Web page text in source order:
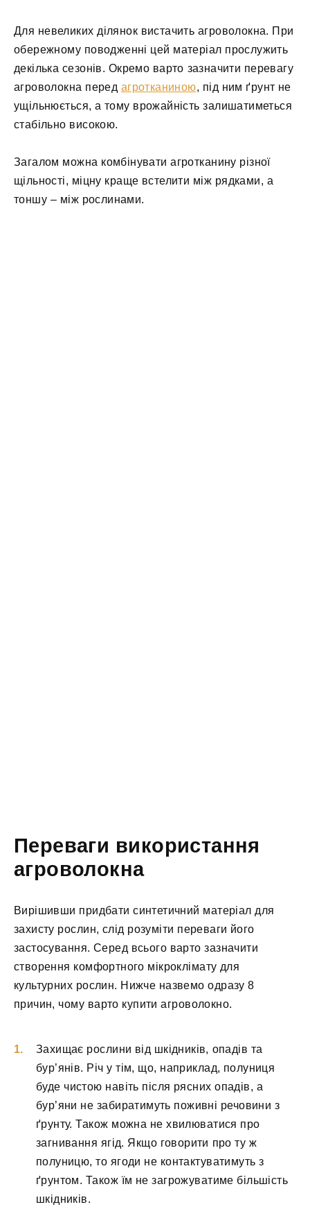
Для невеликих ділянок вистачить агроволокна. При
обережному поводженні цей матеріал прослужить
декілька сезонів. Окремо варто зазначити перевагу
агроволокна перед агротканиною, під ним ґрунт не
ущільнюється, а тому врожайність залишатиметься
стабільно високою.
Загалом можна комбінувати агротканину різної
щільності, міцну краще встелити між рядками, а
тоншу – між рослинами.
Переваги використання
агроволокна
Вирішивши придбати синтетичний матеріал для
захисту рослин, слід розуміти переваги його
застосування. Серед всього варто зазначити
створення комфортного мікроклімату для
культурних рослин. Нижче назвемо одразу 8
причин, чому варто купити агроволокно.
Захищає рослини від шкідників, опадів та
бур’янів. Річ у тім, що, наприклад, полуниця
буде чистою навіть після рясних опадів, а
бур’яни не забиратимуть поживні речовини з
ґрунту. Також можна не хвилюватися про
загнивання ягід. Якщо говорити про ту ж
полуницю, то ягоди не контактуватимуть з
ґрунтом. Також їм не загрожуватиме більшість
шкідників.